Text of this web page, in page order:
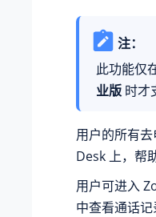
注：
此功能仅
业版时才
用户的所有
Desk 上，帮
用户可进入
中查看通话记